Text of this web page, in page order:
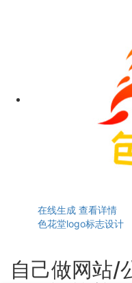
在线生成 查看详情
色花堂logo标志设计
自己做网站/